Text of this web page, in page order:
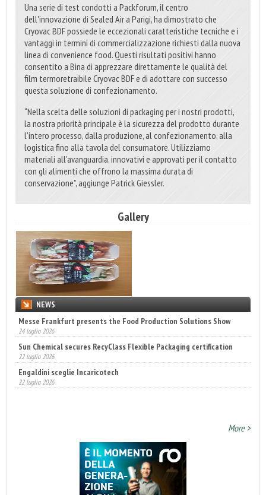
Una serie di test condotti a Packforum, il centro
dell'innovazione di Sealed Air a Parigi, ha dimostrato che
Cryovac BDF possiede le eccezionali caratteristiche tecniche e i
vantaggi in termini di commercializzazione richiesti dalla nuova
linea di convenience food. Questi risultati positivi hanno
consentito a Bina di apprezzare direttamente le qualità del
film termoretraibile Cryovac BDF e di adottare con successo
questa soluzione di confezionamento.
“Nella scelta delle soluzioni di packaging per i nostri prodotti,
la nostra priorità principale è la sicurezza del prodotto durante
l'intero processo, dalla produzione, al confezionamento, alla
logistica fino alla tavola del consumatore. Utilizziamo
materiali all'avanguardia, innovativi e approvati per il contatto
con gli alimenti che offrono la massima durata di
conservazione”, aggiunge Patrick Giessler.
Gallery
NEWS
Sun Chemical secures RecyClass Flexible Packaging certification
22 luglio 2026
Engaldini sceglie Incaricotech
22 luglio 2026
Annunciati i finalisti dei Diamonds Awards 2026 di FTA Europe
14 luglio 2026
More >